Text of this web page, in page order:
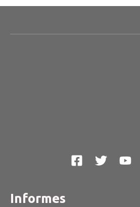
Informes